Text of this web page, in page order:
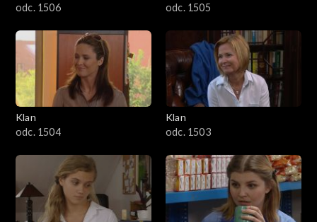
odc. 1506
odc. 1505
Klan
odc. 1504
Klan
odc. 1503